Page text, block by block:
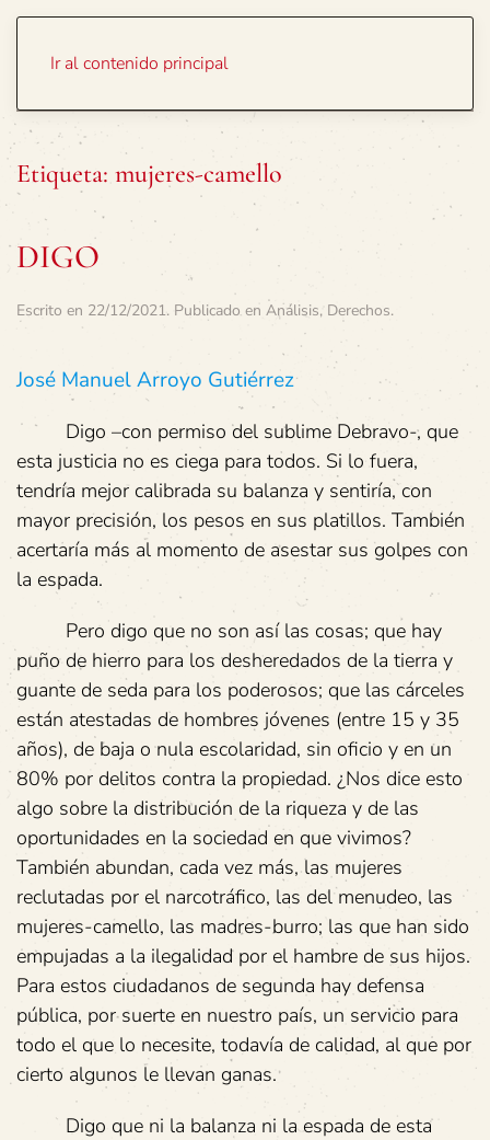
Ir al contenido principal
Etiqueta: mujeres-camello
DIGO
Escrito en 22/12/2021. Publicado en Análisis, Derechos.
José Manuel Arroyo Gutiérrez
Digo –con permiso del sublime Debravo-, que
esta justicia no es ciega para todos. Si lo fuera,
tendría mejor calibrada su balanza y sentiría, con
mayor precisión, los pesos en sus platillos. También
acertaría más al momento de asestar sus golpes con
la espada.
Pero digo que no son así las cosas; que hay
puño de hierro para los desheredados de la tierra y
guante de seda para los poderosos; que las cárceles
están atestadas de hombres jóvenes (entre 15 y 35
años), de baja o nula escolaridad, sin oficio y en un
80% por delitos contra la propiedad. ¿Nos dice esto
algo sobre la distribución de la riqueza y de las
oportunidades en la sociedad en que vivimos?
También abundan, cada vez más, las mujeres
reclutadas por el narcotráfico, las del menudeo, las
mujeres-camello, las madres-burro; las que han sido
empujadas a la ilegalidad por el hambre de sus hijos.
Para estos ciudadanos de segunda hay defensa
pública, por suerte en nuestro país, un servicio para
todo el que lo necesite, todavía de calidad, al que por
cierto algunos le llevan ganas.
Digo que ni la balanza ni la espada de esta